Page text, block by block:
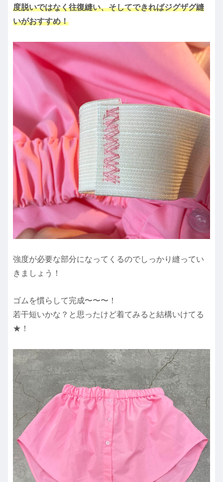
度脱いではなく往復縫い、そしてできればジグザグ縫
いがおすすめ！
強度が必要な部分になってくるのでしっかり縫ってい
きましょう！
ゴムを慣らして完成〜〜〜！
若干短いかな？と思ったけど着てみると結構いけてる
★！